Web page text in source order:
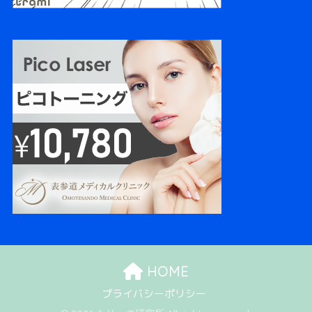
HOME
プライバシーポリシー